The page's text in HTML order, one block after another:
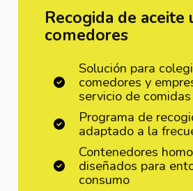
Recogida de aceite
comedores
Solución para
comedores y
servicio de comidas
Programa de
adaptado a la
Contenedores
diseñados para
consumo